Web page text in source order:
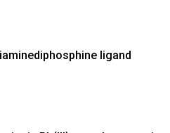
ligand